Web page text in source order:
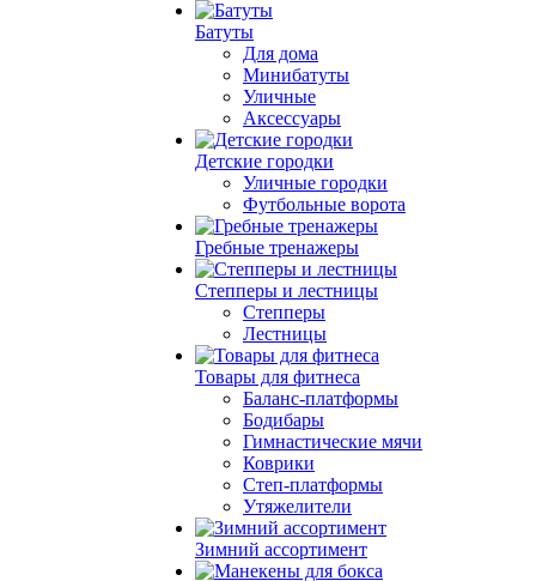
Батуты
Для дома
Минибатуты
Уличные
Аксессуары
Детские городки
Уличные городки
Футбольные ворота
Гребные тренажеры
Степперы и лестницы
Степперы
Лестницы
Товары для фитнеса
Баланс-платформы
Бодибары
Гимнастические мячи
Коврики
Степ-платформы
Утяжелители
Зимний ассортимент